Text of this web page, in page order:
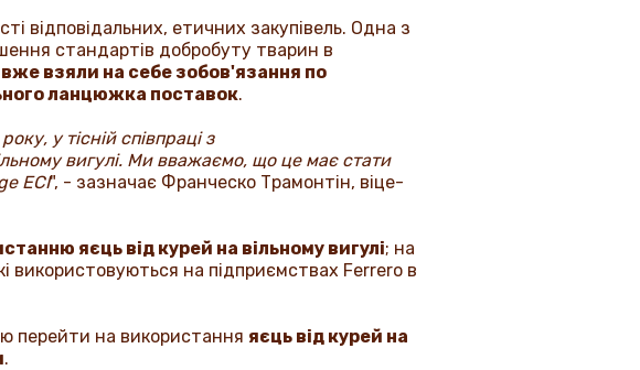
відповідальних, етичних закупівель. Одна з
стандартів добробуту тварин в
взяли на себе зобов'язання по
ланцюжка поставок.
у тісній співпраці з
вигулі. Ми вважаємо, що це має стати
ECI", - зазначає Франческо Трамонтін, віце-
яєць від курей на вільному вигулі; на
використовуються на підприємствах Ferrero в
перейти на використання яєць від курей на
.